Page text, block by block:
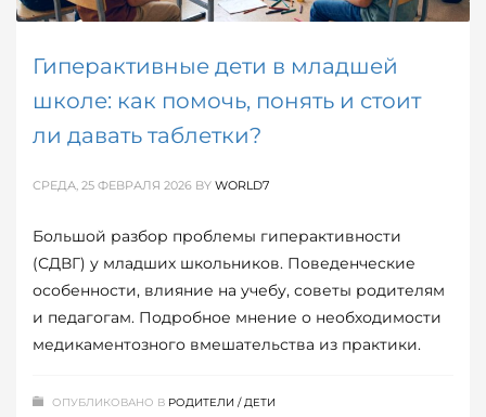
Гиперактивные дети в младшей
школе: как помочь, понять и стоит
ли давать таблетки?
СРЕДА, 25 ФЕВРАЛЯ 2026 BY WORLD7
Большой разбор проблемы гиперактивности
(СДВГ) у младших школьников. Поведенческие
особенности, влияние на учебу, советы родителям
и педагогам. Подробное мнение о необходимости
медикаментозного вмешательства из практики.
ОПУБЛИКОВАНО В РОДИТЕЛИ / ДЕТИ